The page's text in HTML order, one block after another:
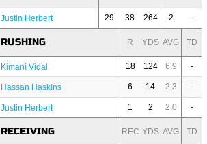
Justin Herbert 29 38 264 2 -
RUSHING R YDS AVG TD
Kimani Vidal 18 124 6,9 -
Hassan Haskins 6 14 2,3 -
Justin Herbert 1 2 2,0 -
RECEIVING REC YDS AVG TD